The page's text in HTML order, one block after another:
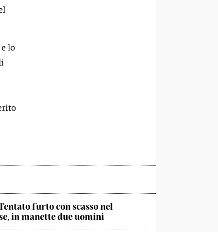
lo
furto con scasso nel
in manette due uomini